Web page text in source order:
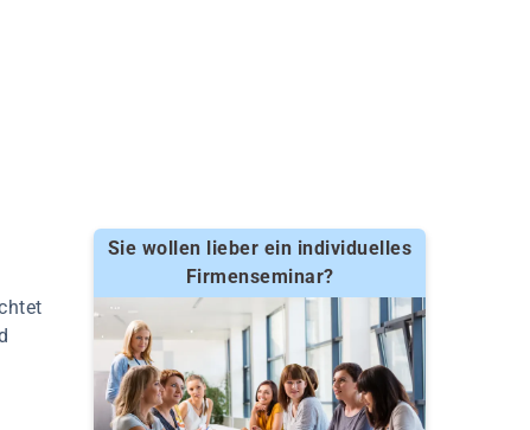
Sie wollen lieber ein individuelles
Firmenseminar?